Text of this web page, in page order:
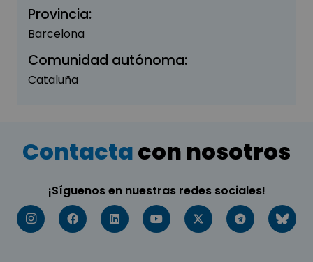
Provincia:
Barcelona
Comunidad autónoma:
Cataluña
Contactacon nosotros
¡Síguenos en nuestras redes sociales!